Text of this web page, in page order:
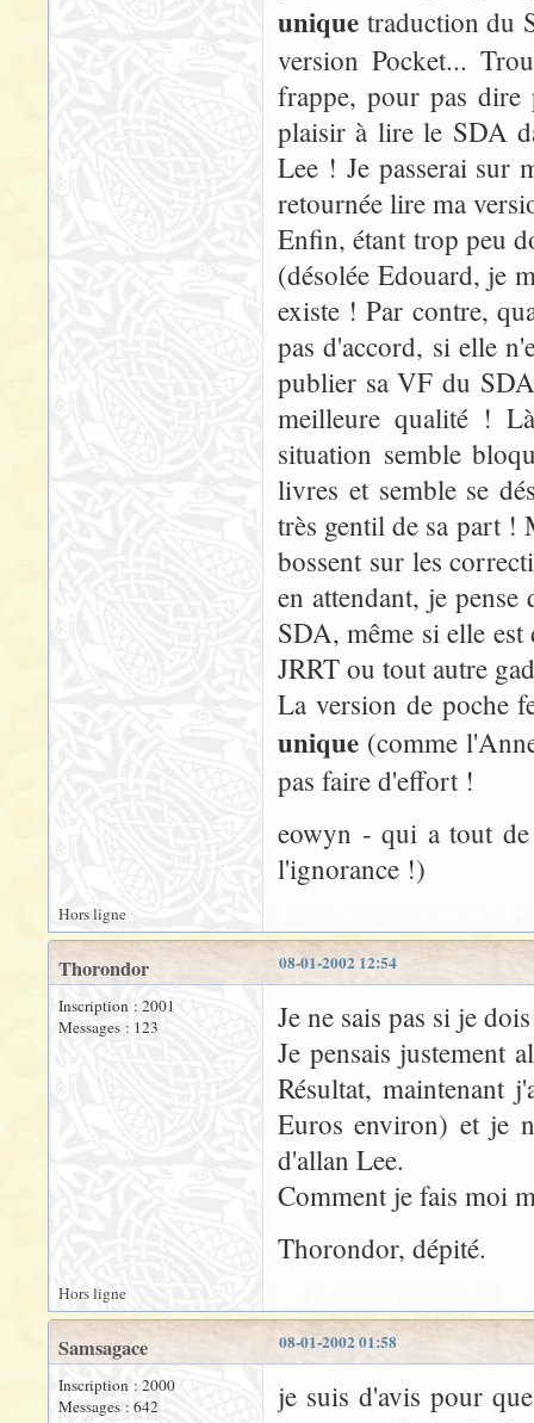
unique traduction du
version Pocket...
frappe, pour pas dire
plaisir à lire le SDA
Lee ! Je passerai sur
retournée lire ma
Enfin, étant trop peu
(désolée Edouard, je
existe ! Par contre,
pas d'accord, si elle
publier sa VF du
meilleure qualité !
situation semble
livres et semble se
très gentil de sa part !
bossent sur les
en attendant, je
SDA, même si elle
JRRT ou tout autre
La version de poche
unique (comme
pas faire d'effort !
eowyn - qui a tout
l'ignorance !)
Hors ligne
08-01-2002 12:54
Thorondor
Inscription : 2001
Messages : 123
Je ne sais pas si je
Je pensais justement
Résultat, maintenant
Euros environ) et je
d'allan Lee.
Comment je fais moi
Thorondor, dépité.
Hors ligne
08-01-2002 01:58
Samsagace
Inscription : 2000
Messages : 642
je suis d'avis pour